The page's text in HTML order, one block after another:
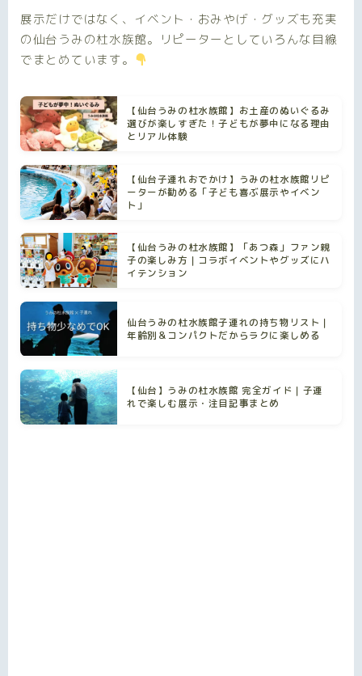
展示だけではなく、イベント・おみやげ・グッズも充実
の仙台うみの杜水族館。リピーターとしていろんな目線
でまとめています。
【仙台うみの杜水族館】お土産のぬいぐるみ
選びが楽しすぎた！子どもが夢中になる理由
とリアル体験
【仙台子連れおでかけ】うみの杜水族館リピ
ーターが勧める「子ども喜ぶ展示やイベン
ト」
【仙台うみの杜水族館】「あつ森」ファン親
子の楽しみ方｜コラボイベントやグッズにハ
イテンション
仙台うみの杜水族館子連れの持ち物リスト｜
年齢別＆コンパクトだからラクに楽しめる
【仙台】うみの杜水族館 完全ガイド｜子連
れで楽しむ展示・注目記事まとめ